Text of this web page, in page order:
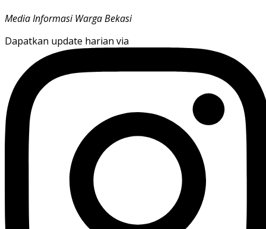
Media Informasi Warga Bekasi
Dapatkan update harian via